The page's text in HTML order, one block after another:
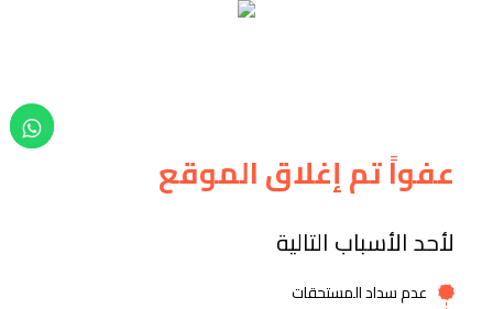
عفواً تم إغلاق الموقع
لأحد الأسباب التالية
عدم سداد المستحقات